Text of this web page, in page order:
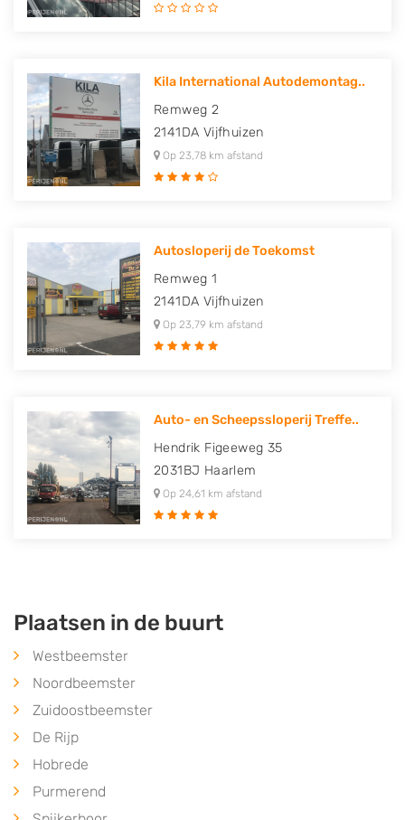
Kila International Autodemontag..
Remweg 2
2141DA Vijfhuizen
Op 23,78 km afstand
Autosloperij de Toekomst
Remweg 1
2141DA Vijfhuizen
Op 23,79 km afstand
Auto- en Scheepssloperij Treffe..
Hendrik Figeeweg 35
2031BJ Haarlem
Op 24,61 km afstand
Plaatsen in de buurt
Westbeemster
Noordbeemster
Zuidoostbeemster
De Rijp
Hobrede
Purmerend